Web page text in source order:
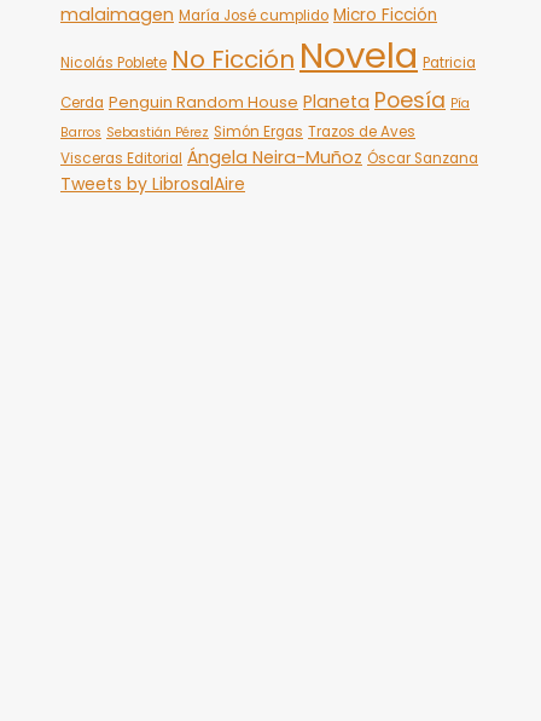
malaimagen María José cumplido Micro Ficción
Nicolás Poblete No Ficción Novela Patricia
Cerda Penguin Random House Planeta Poesía Pía
Barros Sebastián Pérez Simón Ergas Trazos de Aves
Visceras Editorial Ángela Neira-Muñoz Óscar Sanzana
Tweets by LibrosalAire